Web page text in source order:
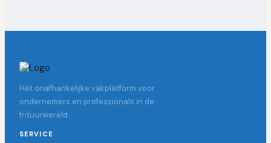
Hét onafhankelijke vakplatform voor
ondernemers en professionals in de
frituurwereld.
SERVICE